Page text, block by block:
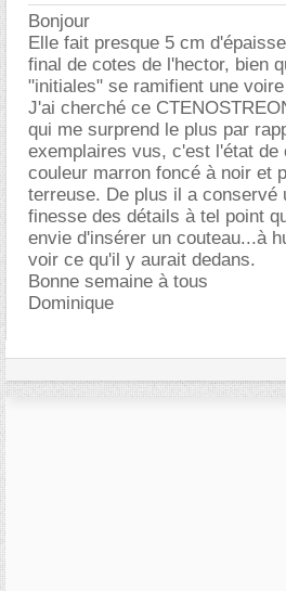
Bonjour
Elle fait presque 5 cm
final de cotes de l'hector, bien
"initiales" se ramifient une
J'ai cherché ce
qui me surprend le plus par
exemplaires vus, c'est l'état de
couleur marron foncé à noir et
terreuse. De plus il a conservé
finesse des détails à tel point
envie d'insérer un couteau...à
voir ce qu'il y aurait dedans.
Bonne semaine à tous
Dominique